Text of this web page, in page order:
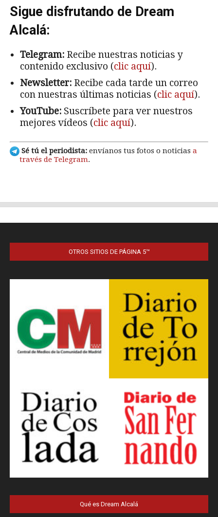
OTROS SITIOS DE PÁGINA 5™
Qué es Dream Alcalá